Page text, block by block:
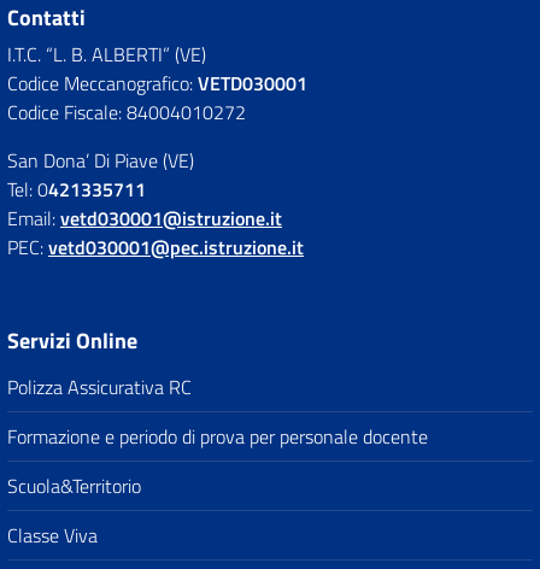
Contatti
I.T.C. “L. B. ALBERTI” (VE)
Codice Meccanografico:VETD030001
Codice Fiscale: 84004010272
San Dona’ Di Piave (VE)
Tel: 0421335711
Email:vetd030001@istruzione.it
PEC:vetd030001@pec.istruzione.it
Servizi Online
Polizza Assicurativa RC
Formazione e periodo di prova per personale docente
Scuola&Territorio
Classe Viva